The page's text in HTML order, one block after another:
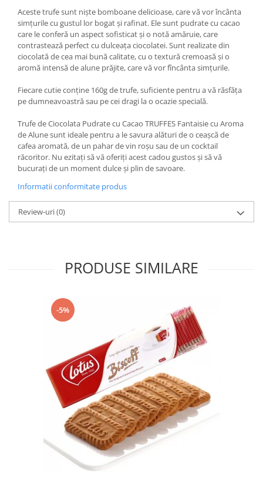
Aceste trufe sunt niște bomboane delicioase, care vă vor încânta
simțurile cu gustul lor bogat și rafinat. Ele sunt pudrate cu cacao
care le conferă un aspect sofisticat și o notă amăruie, care
contrastează perfect cu dulceața ciocolatei. Sunt realizate din
ciocolată de cea mai bună calitate, cu o textură cremoasă și o
aromă intensă de alune prăjite, care vă vor fîncânta simțurile.
Fiecare cutie conține 160g de trufe, suficiente pentru a vă răsfăța
pe dumneavoastră sau pe cei dragi la o ocazie specială.
Trufe de Ciocolata Pudrate cu Cacao TRUFFES Fantaisie cu Aroma
de Alune sunt ideale pentru a le savura alături de o ceașcă de
cafea aromată, de un pahar de vin roșu sau de un cocktail
răcoritor. Nu ezitați să vă oferiți acest cadou gustos și să vă
bucurați de un moment dulce și plin de savoare.
Informatii conformitate produs
Review-uri(0)
PRODUSE SIMILARE
-5%